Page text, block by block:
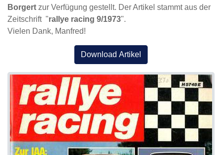
Borgert zur Verfügung gestellt. Der Artikel stammt aus der
Zeitschrift "rallye racing 9/1973".
Vielen Dank, Manfred!
Download Artikel